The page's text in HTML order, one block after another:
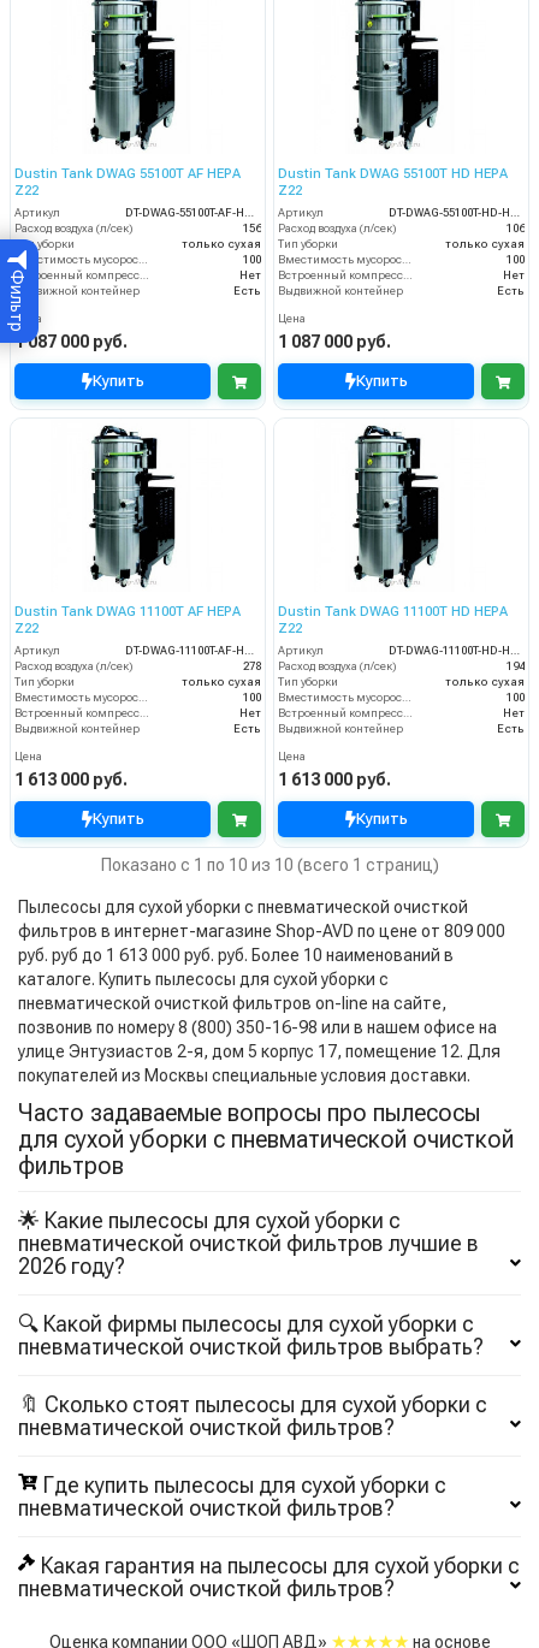
Фильтр
Dustin Tank DWAG 55100T AF HEPA
Z22
Артикул
DT-DWAG-55100T-AF-HEPA-Z22
Расход воздуха (л/сек)
156
Тип уборки
только сухая
Вместимость мусоросборника (л)
100
Встроенный компрессор
Нет
Выдвижной контейнер
Есть
Цена
1 087 000 руб.
Купить
Dustin Tank DWAG 55100T HD HEPA
Z22
Артикул
DT-DWAG-55100T-HD-HEPA-Z22
Расход воздуха (л/сек)
106
Тип уборки
только сухая
Вместимость мусоросборника (л)
100
Встроенный компрессор
Нет
Выдвижной контейнер
Есть
Цена
1 087 000 руб.
Купить
Dustin Tank DWAG 11100T AF HEPA
Z22
Артикул
DT-DWAG-11100T-AF-HEPA-Z22
Расход воздуха (л/сек)
278
Тип уборки
только сухая
Вместимость мусоросборника (л)
100
Встроенный компрессор
Нет
Выдвижной контейнер
Есть
Цена
1 613 000 руб.
Купить
Dustin Tank DWAG 11100T HD HEPA
Z22
Артикул
DT-DWAG-11100T-HD-HEPA-Z22
Расход воздуха (л/сек)
194
Тип уборки
только сухая
Вместимость мусоросборника (л)
100
Встроенный компрессор
Нет
Выдвижной контейнер
Есть
Цена
1 613 000 руб.
Купить
Показано с 1 по 10 из 10 (всего 1 страниц)
Пылесосы для сухой уборки с пневматической очисткой
фильтров в интернет-магазине Shop-AVD по цене от 809 000
руб. руб до 1 613 000 руб. руб. Более 10 наименований в
каталоге. Купить пылесосы для сухой уборки с
пневматической очисткой фильтров on-line на сайте,
позвонив по номеру 8 (800) 350-16-98 или в нашем офисе на
улице Энтузиастов 2-я, дом 5 корпус 17, помещение 12. Для
покупателей из Москвы специальные условия доставки.
Часто задаваемые вопросы про пылесосы
для сухой уборки с пневматической очисткой
фильтров
🌟 Какие пылесосы для сухой уборки с
пневматической очисткой фильтров лучшие в
2026 году?
🔍 Какой фирмы пылесосы для сухой уборки с
пневматической очисткой фильтров выбрать?
🔖 Сколько стоят пылесосы для сухой уборки с
пневматической очисткой фильтров?
Где купить пылесосы для сухой уборки с
пневматической очисткой фильтров?
Какая гарантия на пылесосы для сухой уборки с
пневматической очисткой фильтров?
Оценка компании ООО «ШОП АВД» ★★★★★ на основе